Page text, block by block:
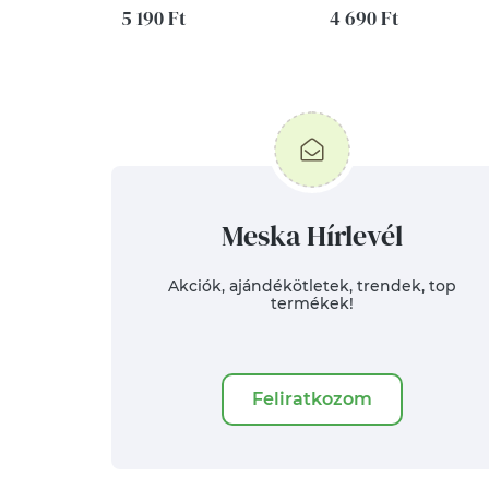
5 190 Ft 4 690 Ft
Meska Hírlevél
Akciók, ajándékötletek, trendek, top
termékek!
Feliratkozom